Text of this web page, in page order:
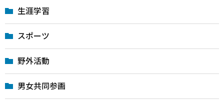
生涯学習
スポーツ
野外活動
男女共同参画